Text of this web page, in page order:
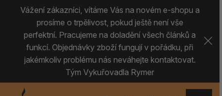
Vážení zákazníci, vítáme Vás na novém e-shopu a
prosíme o trpělivost, pokud ještě není vše
perfektní. Pracujeme na doladění všech článků a
funkcí. Objednávky zboží fungují v pořádku, při
jakémkoliv problému nás neváhejte kontaktovat.
Tým Vykuřovadla Rymer